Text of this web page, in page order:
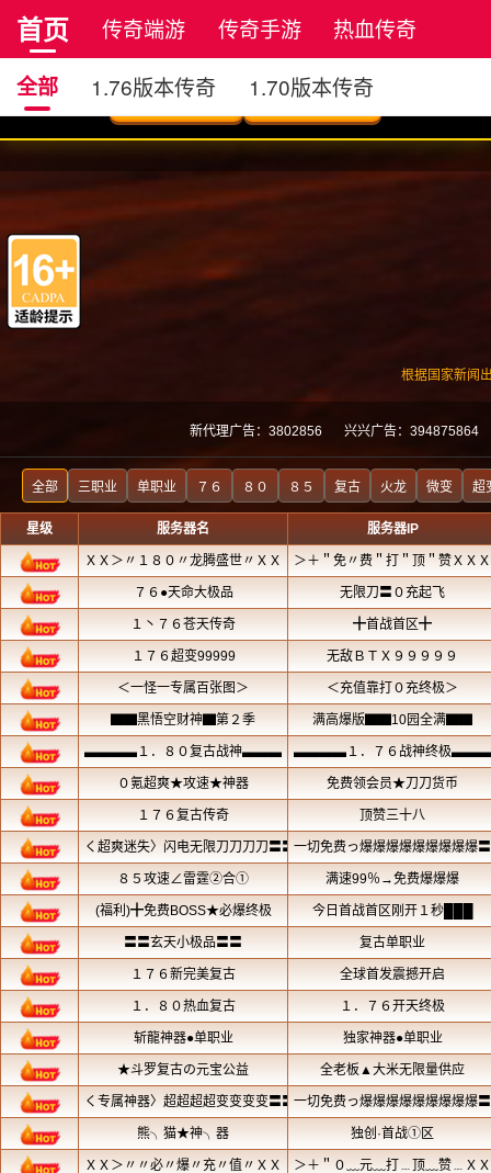
首页 传奇端游 传奇手游
热血传奇
正版传奇
全部 1.76版本传奇
1.70版本传奇
沉默版本传奇
小极品版传奇
星王合击版传奇
神器版本传奇
原始传奇